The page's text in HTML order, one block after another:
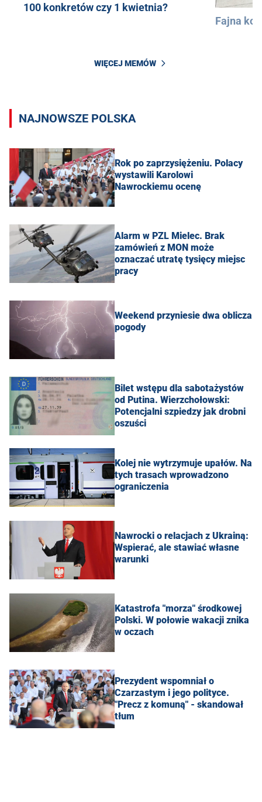
100 konkretów czy 1 kwietnia?
Fajna
WIĘCEJ MEMÓW
NAJNOWSZE POLSKA
Rok po zaprzysiężeniu. Polacy
wystawili Karolowi
Nawrockiemu ocenę
Alarm w PZL Mielec. Brak
zamówień z MON może
oznaczać utratę tysięcy miejsc
pracy
Weekend przyniesie dwa oblicza
pogody
Bilet wstępu dla sabotażystów
od Putina. Wierzchołowski:
Potencjalni szpiedzy jak drobni
oszuści
Kolej nie wytrzymuje upałów. Na
tych trasach wprowadzono
ograniczenia
Nawrocki o relacjach z Ukrainą:
Wspierać, ale stawiać własne
warunki
Katastrofa "morza" środkowej
Polski. W połowie wakacji znika
w oczach
Prezydent wspomniał o
Czarzastym i jego polityce.
"Precz z komuną" - skandował
tłum